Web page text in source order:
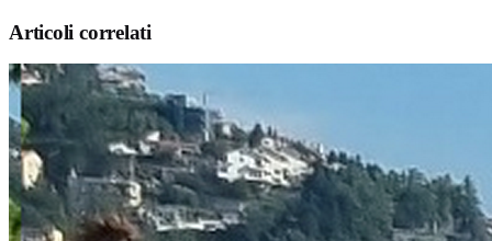
Articoli correlati